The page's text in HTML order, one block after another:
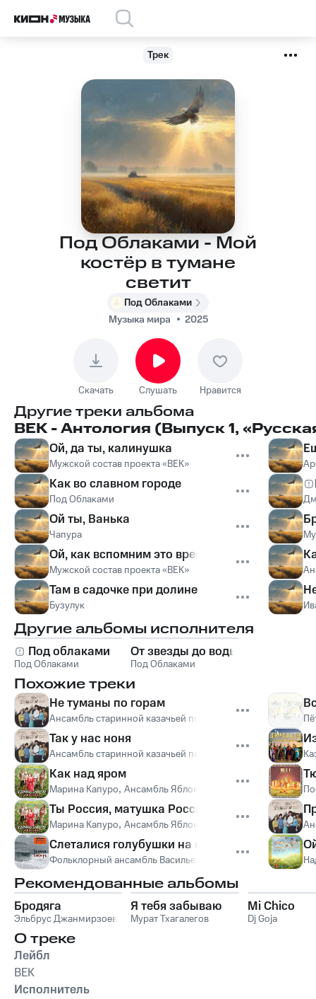
Трек
Под Облаками - Мой
костёр в тумане
светит
Под Облаками
Музыка мира
2025
Скачать Слушать Нравится
Другие треки альбома
ВЕК - Антология (Выпуск 1,
Ой, да ты, калинушка
Мужской состав проекта «ВЕК»
Как во славном городе
Под Облаками
Ой ты, Ванька
Чапура
Ой, как вспомним это время
Мужской состав проекта «ВЕК»
Там в садочке при долине
Бузулук
Другие альбомы исполнителя
Под облаками
Под Облаками
От звезды до воды
Под Облаками
Похожие треки
Не туманы по горам
Ансамбль старинной казачьей песни "Казачья справа"
Так у нас ноня
Ансамбль старинной казачьей песни "Казачья справа"
Как над яром
Марина Капуро, Ансамбль Яблоко
Ты Россия, матушка Россия
Марина Капуро, Ансамбль Яблоко
Слеталися голубушки на синее море
Фольклорный ансамбль Васильев вечер
Рекомендованные альбомы
Бродяга
Эльбрус Джанмирзоев
Я тебя забываю
Мурат Тхагалегов
Mi Chico
Dj Goja
О треке
Лейбл
ВЕК
Исполнитель